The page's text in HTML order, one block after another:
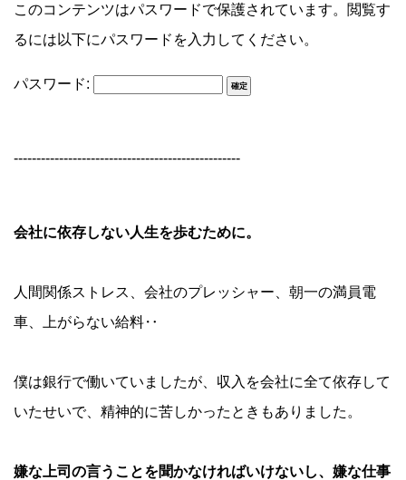
このコンテンツはパスワードで保護されています。閲覧す
るには以下にパスワードを入力してください。
パスワード:
--------------------------------------------------
会社に依存しない人生を歩むために。
人間関係ストレス、会社のプレッシャー、朝一の満員電
車、上がらない給料‥
僕は銀行で働いていましたが、収入を会社に全て依存して
いたせいで、精神的に苦しかったときもありました。
嫌な上司の言うことを聞かなければいけないし、嫌な仕事